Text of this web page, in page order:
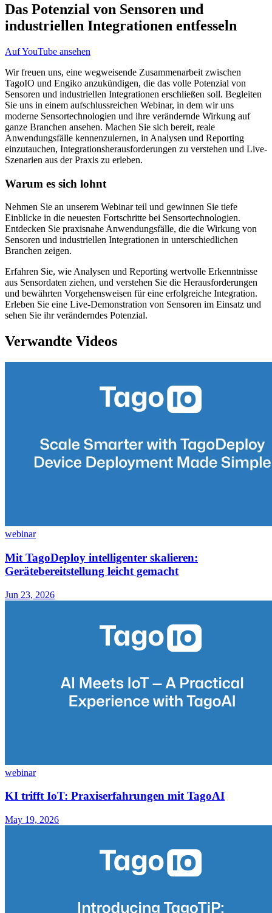
Das Potenzial von Sensoren und
industriellen Integrationen entfesseln
Auf YouTube ansehen
Wir freuen uns, eine wegweisende Zusammenarbeit zwischen
TagoIO und Engiko anzukündigen, die das volle Potenzial von
Sensoren und industriellen Integrationen erschließen soll. Begleiten
Sie uns in einem aufschlussreichen Webinar, in dem wir uns
moderne Sensortechnologien und ihre verändernde Wirkung auf
ganze Branchen ansehen. Machen Sie sich bereit, reale
Anwendungsfälle kennenzulernen, in Analysen und Reporting
einzutauchen, Integrationsherausforderungen zu verstehen und Live-
Szenarien aus der Praxis zu erleben.
Warum es sich lohnt
Nehmen Sie an unserem Webinar teil und gewinnen Sie tiefe
Einblicke in die neuesten Fortschritte bei Sensortechnologien.
Entdecken Sie praxisnahe Anwendungsfälle, die die Wirkung von
Sensoren und industriellen Integrationen in unterschiedlichen
Branchen zeigen.
Erfahren Sie, wie Analysen und Reporting wertvolle Erkenntnisse
aus Sensordaten ziehen, und verstehen Sie die Herausforderungen
und bewährten Vorgehensweisen für eine erfolgreiche Integration.
Erleben Sie eine Live-Demonstration von Sensoren im Einsatz und
sehen Sie ihr veränderndes Potenzial.
Verwandte Videos
webinar
Mit TagoDeploy intelligenter skalieren:
Gerätebereitstellung leicht gemacht
Jun 23, 2026
webinar
KI trifft IoT: Praxiserfahrungen mit TagoAI
May 19, 2026